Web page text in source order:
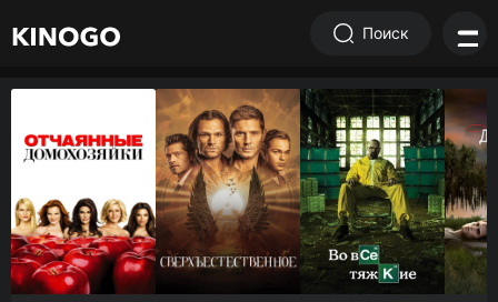
Поиск